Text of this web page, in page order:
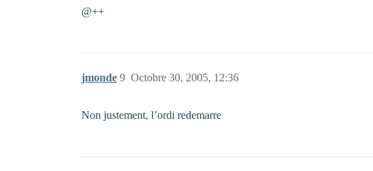
@++
jmonde Octobre 30, 2005, 12:36
9
Non justement, l’ordi redemarre